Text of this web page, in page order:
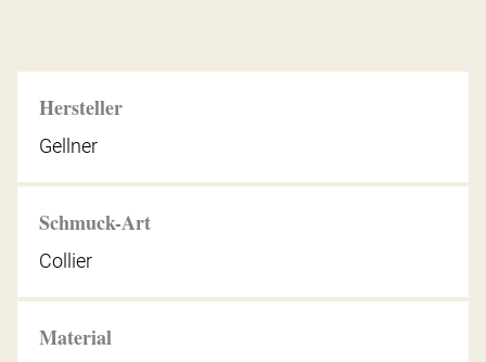
Hersteller
Gellner
Schmuck-Art
Collier
Material